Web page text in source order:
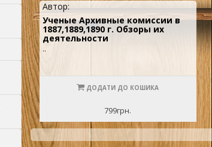
Автор:
Ученые Архивные комиссии в
1887,1889,1890 г. Обзоры их
деятельности
..
ДОДАТИ ДО КОШИКА
799грн.